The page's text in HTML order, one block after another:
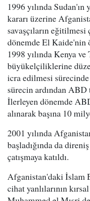
1996 yılında Sudan'ın
kararı üzerine
savaşçıların
dönemde El Kaide'nin
1998 yılında Kenya
büyükelçiliklerine
icra edilmesi
sürecin ardından ABD
İlerleyen dönemde
alınarak başına 10
2001 yılında
başladığında da
çatışmaya katıldı.
Afganistan'daki İslam
cihat yanlılarının